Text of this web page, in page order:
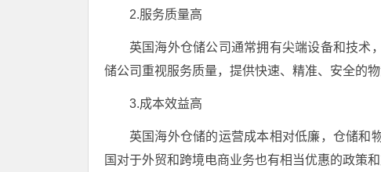
2.服务质量高
英国海外仓储公司通常拥有尖端设备和技术
储公司重视服务质量，提供快速、精准、安全的
3.成本效益高
英国海外仓储的运营成本相对低廉，仓储和
国对于外贸和跨境电商业务也有相当优惠的政策和